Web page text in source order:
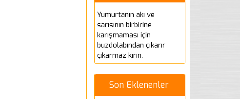
Yumurtanın akı ve
sarısının birbirine
karışmaması için
buzdolabından çıkarır
çıkarmaz kırın.
Son Eklenenler